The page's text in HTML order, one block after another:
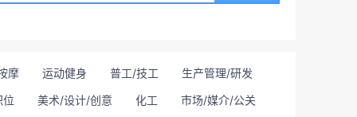
摩 运动健身 普工/技工
生产管理/研发
位 美术/设计/创意 化工
市场/媒介/公关